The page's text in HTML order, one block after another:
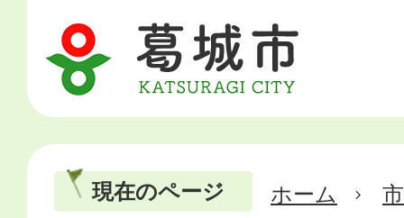
現在のページ ホーム